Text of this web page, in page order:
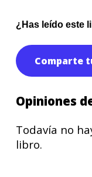
¿Has leído este
Comparte
Opiniones
Todavía no
libro.